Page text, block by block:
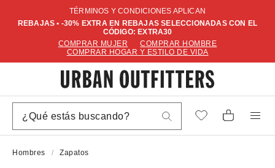
TÉRMINOS Y CONDICIONES APLICAN
REBAJAS • -30% EXTRA EN REBAJAS SELECCIONADAS CON EL
CÓDIGO: EXTRA30
COMPRAR MUJER
COMPRAR HOMBRE
COMPRAR HOGAR Y ESTILO DE VIDA
Hombres Zapatos